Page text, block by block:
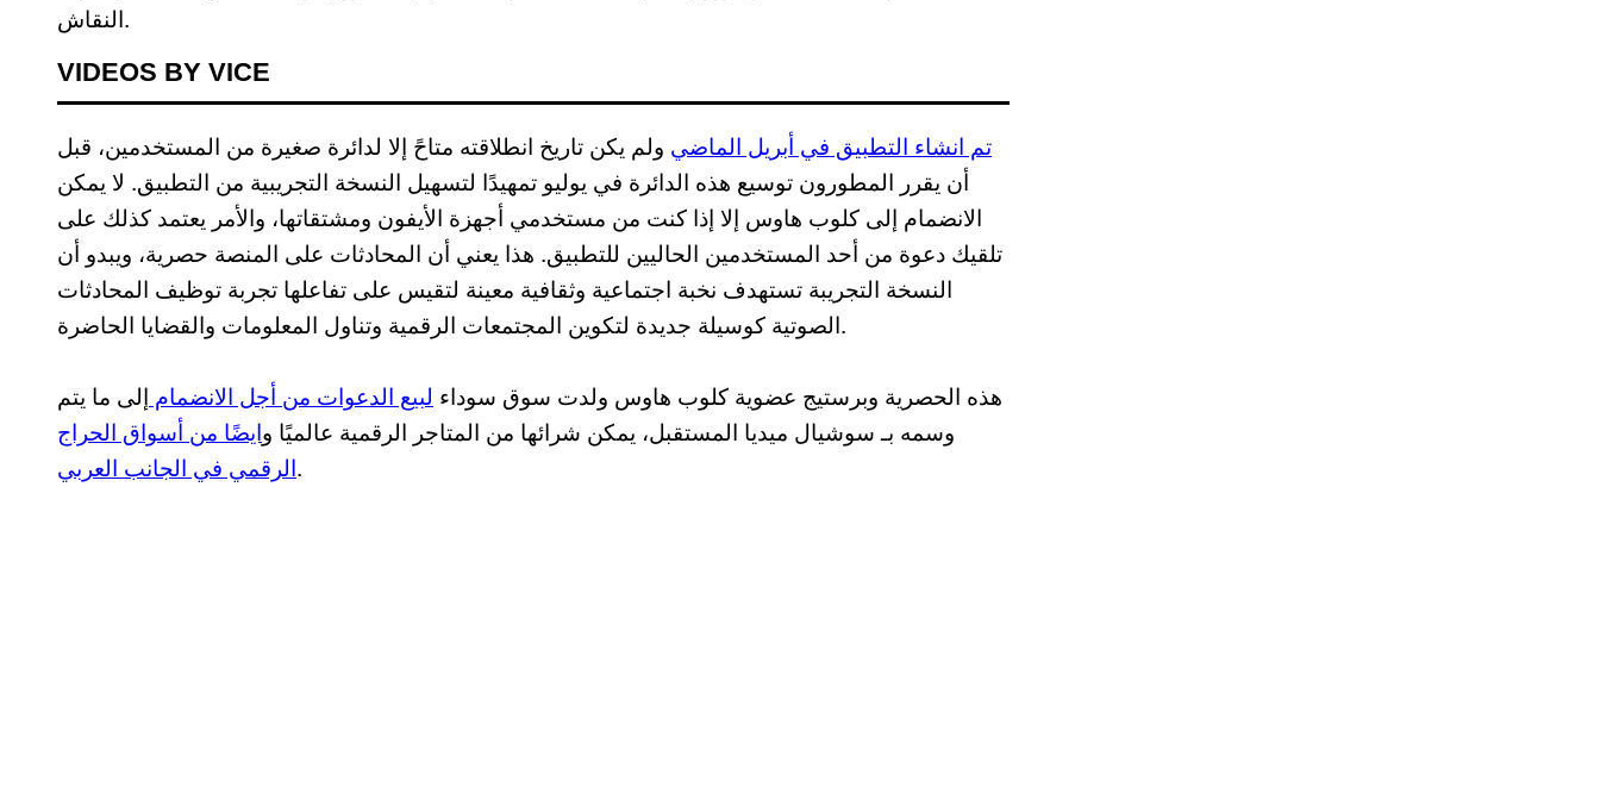
النقاش.
VIDEOS BY VICE
تم انشاء التطبيق في أبريل الماضي ولم يكن تاريخ انطلاقته متاحً إلا لدائرة صغيرة من المستخدمين، قبل
أن يقرر المطورون توسيع هذه الدائرة في يوليو تمهيدًا لتسهيل النسخة التجريبية من التطبيق. لا يمكن
الانضمام إلى كلوب هاوس إلا إذا كنت من مستخدمي أجهزة الأيفون ومشتقاتها، والأمر يعتمد كذلك على
تلقيك دعوة من أحد المستخدمين الحاليين للتطبيق. هذا يعني أن المحادثات على المنصة حصرية، ويبدو أن
النسخة التجريبة تستهدف نخبة اجتماعية وثقافية معينة لتقيس على تفاعلها تجربة توظيف المحادثات
الصوتية كوسيلة جديدة لتكوين المجتمعات الرقمية وتناول المعلومات والقضايا الحاضرة.
هذه الحصرية وبرستيج عضوية كلوب هاوس ولدت سوق سوداء لبيع الدعوات من أجل الانضمام إلى ما يتم
وسمه بـ سوشيال ميديا المستقبل، يمكن شرائها من المتاجر الرقمية عالميًا وايضًا من أسواق الحراج
الرقمي في الجانب العربي.